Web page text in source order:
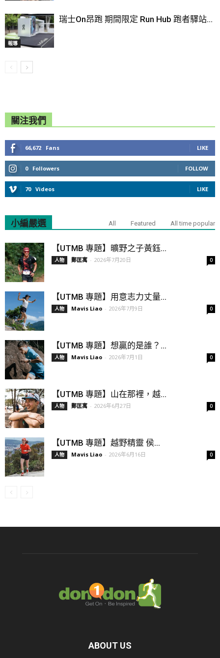
報導
瑞士On昂跑 期間限定 Run Hub 跑者驛站...
關注我們
66,672 Fans LIKE
0 Followers FOLLOW
70 Videos LIKE
小編嚴選 All Featured All time popular
【UTMB 專題】曠野之子黃鈺...
人物 鄭匡寓 - 2026年7月20日 0
【UTMB 專題】用意志力丈量...
人物 Mavis Liao - 2026年7月9日 0
【UTMB 專題】想贏的是誰？...
人物 Mavis Liao - 2026年7月1日 0
【UTMB 專題】山在那裡，越...
人物 鄭匡寓 - 2026年6月27日 0
【UTMB 專題】越野精靈 侯...
人物 Mavis Liao - 2026年6月16日 0
ABOUT US